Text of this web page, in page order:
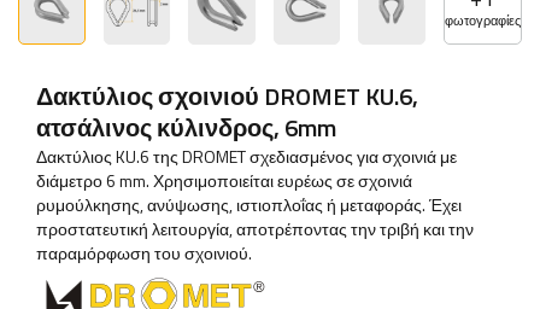
φωτογραφίες
Δακτύλιος σχοινιού DROMET KU.6,
ατσάλινος κύλινδρος, 6mm
Δακτύλιος KU.6 της DROMET σχεδιασμένος για σχοινιά με
διάμετρο 6 mm. Χρησιμοποιείται ευρέως σε σχοινιά
ρυμούλκησης, ανύψωσης, ιστιοπλοΐας ή μεταφοράς. Έχει
προστατευτική λειτουργία, αποτρέποντας την τριβή και την
παραμόρφωση του σχοινιού.